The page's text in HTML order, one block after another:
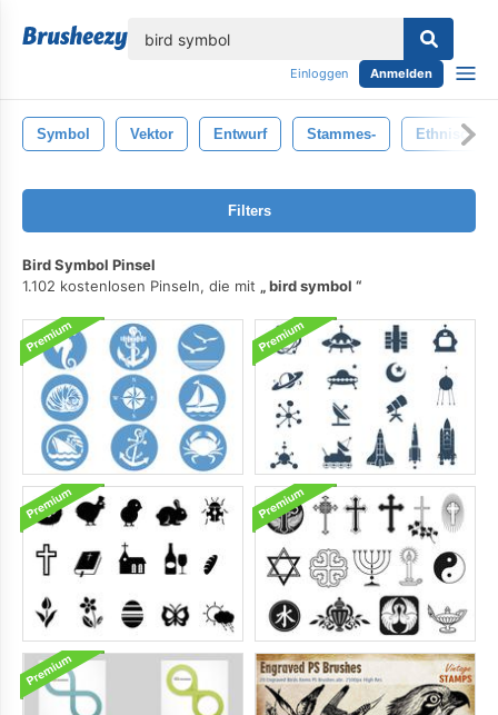
Einloggen Anmelden
Symbol Vektor Entwurf Stammes- Ethnisch
Filters
Bird Symbol Pinsel
1.102 kostenlosen Pinseln, die mit
bird symbol